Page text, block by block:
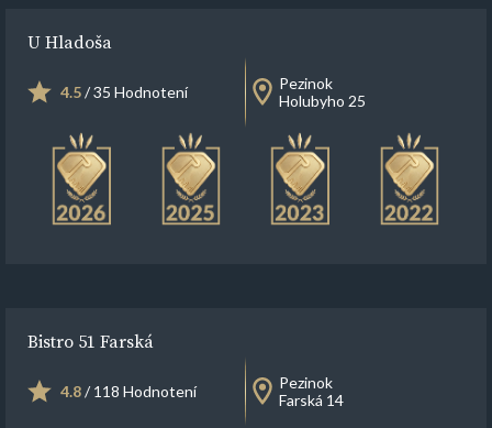
U Hladoša
4.5/ 35 Hodnotení
Pezinok
Holubyho 25
Bistro 51 Farská
4.8/ 118 Hodnotení
Pezinok
Farská 14